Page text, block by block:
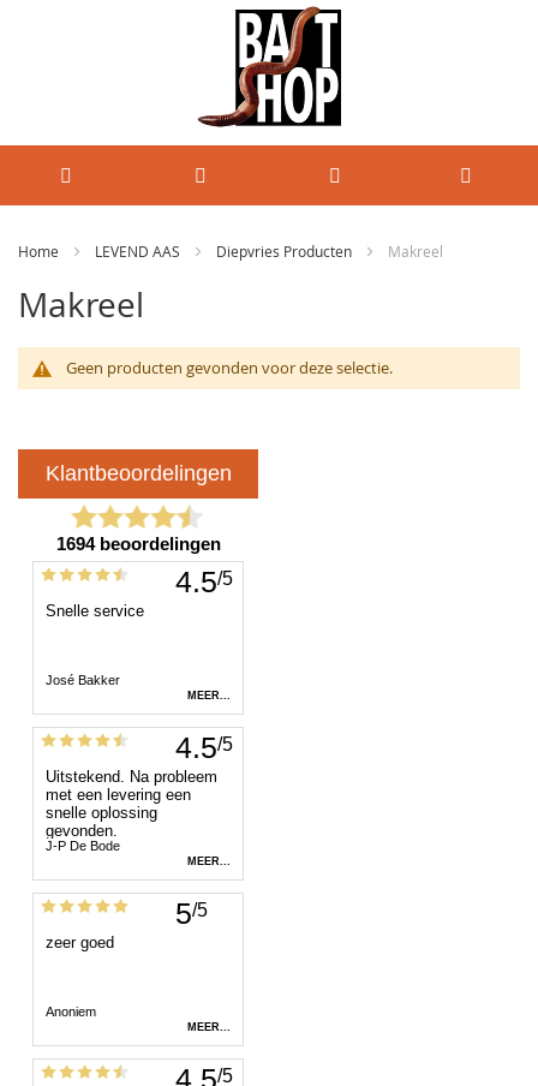
Home LEVEND AAS Diepvries Producten Makreel
Makreel
Geen producten gevonden voor deze selectie.